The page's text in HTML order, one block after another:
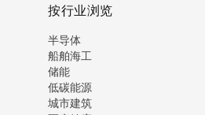
按行业浏览
半导体
船舶海工
储能
低碳能源
城市建筑